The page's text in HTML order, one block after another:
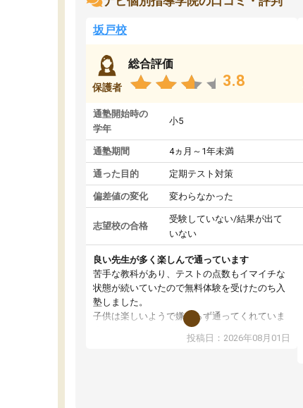
坂戸校
保護者
総合評価
3.8
通塾開始時の
学年
小5
通塾期間 4ヵ月～1年未満
通った目的 定期テスト対策
偏差値の変化 変わらなかった
志望校の合格
受験していない/結果が出て
いない
良い先生が多く楽しんで通っています
苦手な教科があり、テストの点数もイマイチな
状態が続いていたので無料体験を受けたのち入
塾しました。
子供は楽しいようで嫌がらず通ってくれていま
先生は良い方が多く、いつも笑顔で対応して頂
投稿日：2026年08月01日